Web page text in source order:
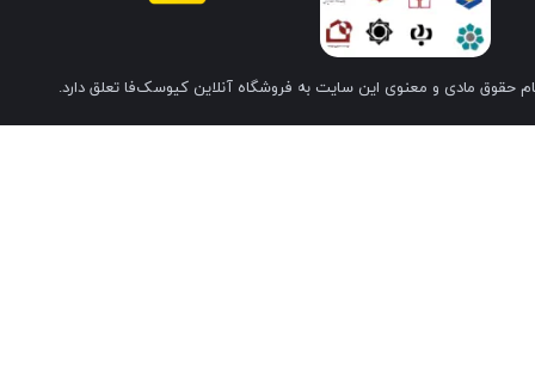
حقوق مادی و معنوی این سایت به فروشگاه آنلاین کیوسک‌فا تعلق دارد.